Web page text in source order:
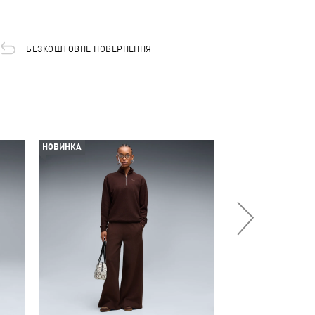
БЕЗКОШТОВНЕ ПОВЕРНЕННЯ
НОВИНКА